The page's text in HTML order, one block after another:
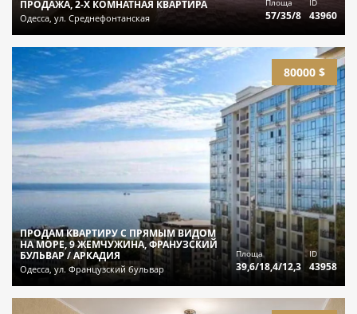
ПРОДАЖА, 2-Х КОМНАТНАЯ КВАРТИРА
Одесса, ул. Среднефонтанская 57/35/8 43960
80000 $
ПРОДАМ КВАРТИРУ С ПРЯМЫМ ВИДОМ
НА МОРЕ, 9 ЖЕМЧУЖИНА, ФРАНУЗСКИЙ
БУЛЬВАР / АРКАДИЯ
Одесса, ул. Французский бульвар
Площа
39,6/18,4/12,3
ID
43958